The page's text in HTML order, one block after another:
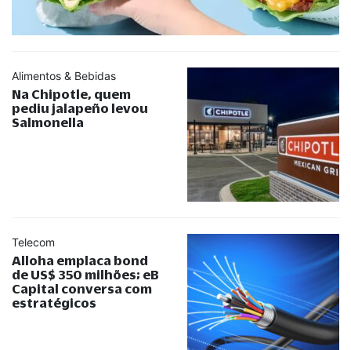
Alimentos & Bebidas
Na Chipotle, quem
pediu jalapeño levou
Salmonella
Telecom
Alloha emplaca bond
de US$ 350 milhões; eB
Capital conversa com
estratégicos